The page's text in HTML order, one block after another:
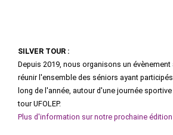
SILVER TOUR :
Depuis 2019, nous organisons un évènement
réunir l'ensemble des séniors ayant
long de l'année, autour d'une journée
tour UFOLEP.
Plus d'information sur notre prochaine édition